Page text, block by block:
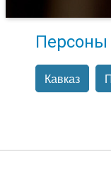
Персоны
Кавказ